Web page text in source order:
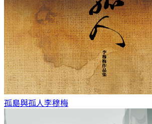
孤島與孤人李穆梅